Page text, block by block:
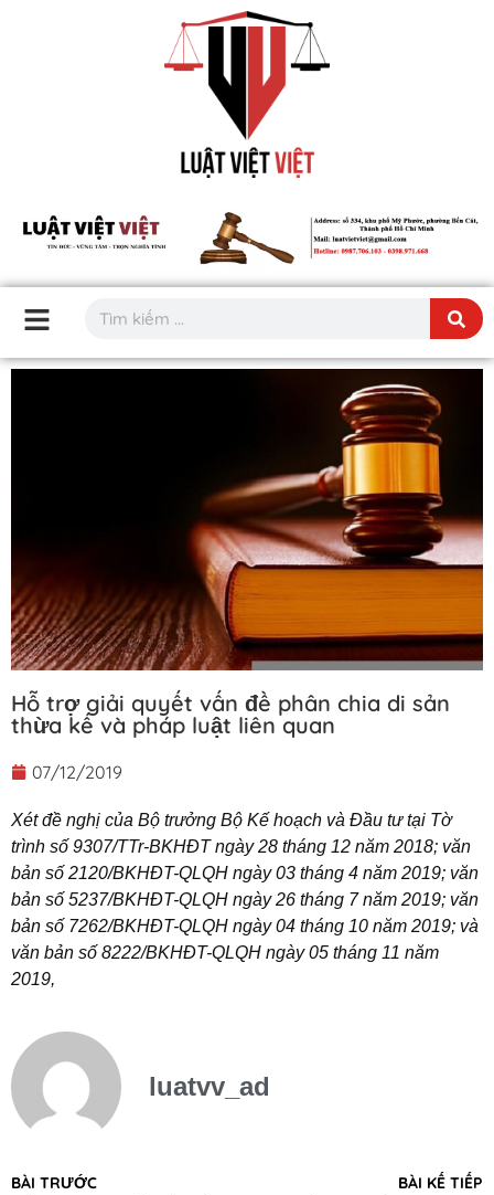
Hỗ trợ giải quyết vấn đề phân chia di sản
thừa kế và pháp luật liên quan
07/12/2019
Xét đề nghị của Bộ trưởng Bộ Kế hoạch và Đầu tư tại Tờ
trình số 9307/TTr-BKHĐT ngày 28 tháng 12 năm 2018; văn
bản số 2120/BKHĐT-QLQH ngày 03 tháng 4 năm 2019; văn
bản số 5237/BKHĐT-QLQH ngày 26 tháng 7 năm 2019; văn
bản số 7262/BKHĐT-QLQH ngày 04 tháng 10 năm 2019; và
văn bản số 8222/BKHĐT-QLQH ngày 05 tháng 11 năm
2019,
luatvv_ad
BÀI TRƯỚC BÀI KẾ TIẾP